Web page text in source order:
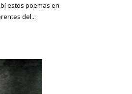
estos poemas en
del...